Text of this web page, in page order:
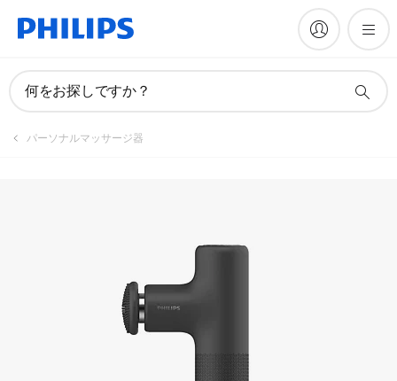
何をお探しですか？
パーソナルマッサージ器
マニュアルとドキュメント